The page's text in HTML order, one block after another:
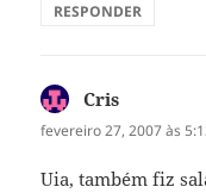
RESPONDER
Cris
fevereiro 27, 2007 às
Uia, também fiz